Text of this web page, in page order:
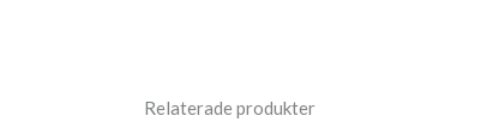
Relaterade produkter